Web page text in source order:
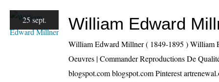
25 sept. William Edward
William Edward Millner ( 1849-1895 ) William
Oeuvres | Commander Reproductions De
blogspot.com blogspot.com Pinterest